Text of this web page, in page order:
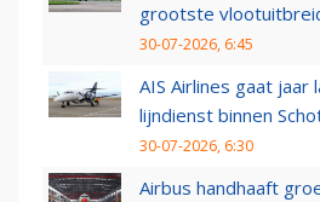
grootste
30-07-2026, 6:45
AIS Airlines gaat
lijndienst binnen
30-07-2026, 6:30
Airbus handhaaft